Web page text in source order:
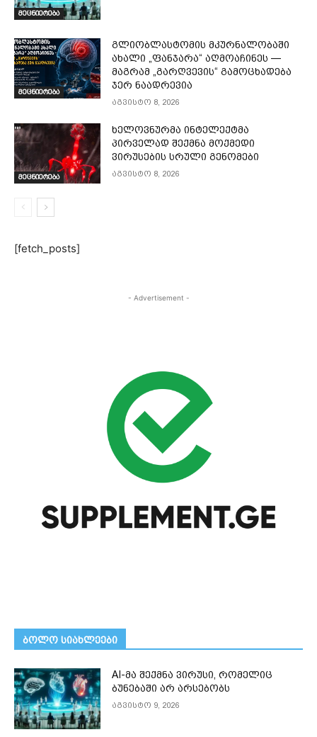
მეცნიერება
მეცნიერება
გლიობლასტომის მკურნალობაში
ახალი „ფანჯარა“ აღმოაჩინეს —
მაგრამ „გარღვევის“ გამოცხადება
ჯერ ნაადრევია
აგვისტო 8, 2026
მეცნიერება
ხელოვნურმა ინტელექტმა
პირველად შექმნა მოქმედი
ვირუსების სრული გენომები
აგვისტო 8, 2026
[fetch_posts]
- Advertisement -
ᲑᲝᲚᲝ ᲡᲘᲐᲮᲚᲔᲔᲑᲘ
AI-მა შექმნა ვირუსი, რომელიც
ბუნებაში არ არსებობს
აგვისტო 9, 2026